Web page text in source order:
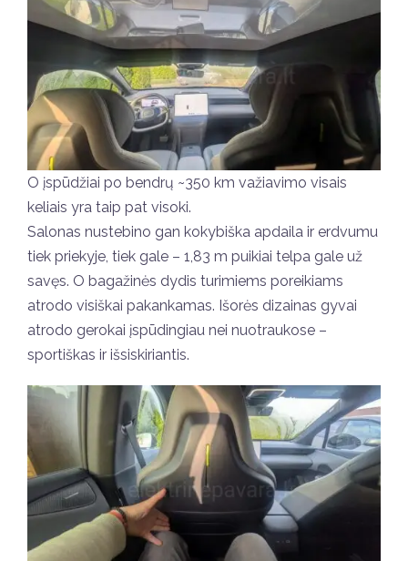
O įspūdžiai po bendrų ~350 km važiavimo visais
keliais yra taip pat visoki.
Salonas nustebino gan kokybiška apdaila ir erdvumu
tiek priekyje, tiek gale – 1,83 m puikiai telpa gale už
savęs. O bagažinės dydis turimiems poreikiams
atrodo visiškai pakankamas. Išorės dizainas gyvai
atrodo gerokai įspūdingiau nei nuotraukose –
sportiškas ir išsiskiriantis.